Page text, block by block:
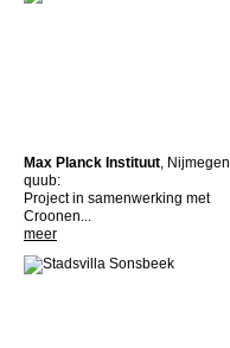
Max Planck Instituut, Nijmegen
quub:
Project in samenwerking met
Croonen...
meer